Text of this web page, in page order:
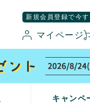
新規会員登録で今
マイページ
キャンペ